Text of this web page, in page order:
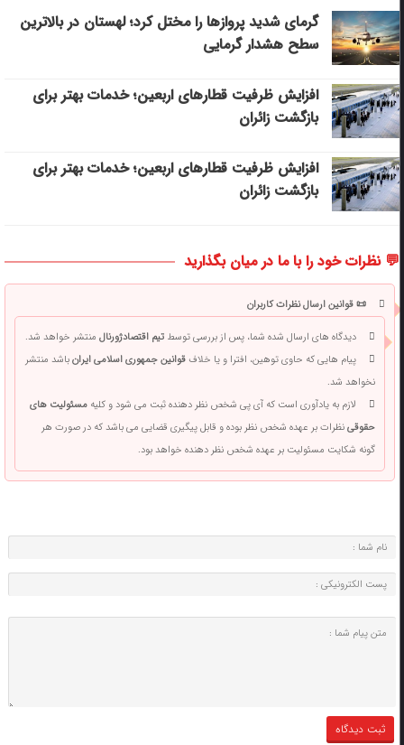
گرمای شدید پروازها را مختل کرد؛ لهستان در بالاترین
سطح هشدار گرمایی
افزایش ظرفیت قطارهای اربعین؛ خدمات بهتر برای
بازگشت زائران
افزایش ظرفیت قطارهای اربعین؛ خدمات بهتر برای
بازگشت زائران
💬 نظرات خود را با ما در میان بگذارید
📜 قوانین ارسال نظرات کاربران
دیدگاه های ارسال شده شما، پس از بررسی توسطتیم اقتصادژورنالمنتشر خواهد شد.
پیام هایی که حاوی توهین، افترا و یا خلافقوانین جمهوری اسلامی ایرانباشد منتشر
نخواهد شد.
لازم به یادآوری است که آی پی شخص نظر دهنده ثبت می شود و کلیهمسئولیت های
حقوقینظرات بر عهده شخص نظر بوده و قابل پیگیری قضایی می باشد که در صورت هر
گونه شکایت مسئولیت بر عهده شخص نظر دهنده خواهد بود.